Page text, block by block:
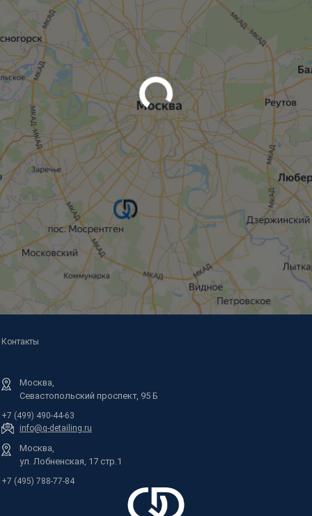
Контакты
Москва,
Севастопольский проспект, 95 Б
+7 (499) 490-44-63
info@q-detailing.ru
Москва,
ул. Лобненская, 17 стр.1
+7 (495) 788-77-84